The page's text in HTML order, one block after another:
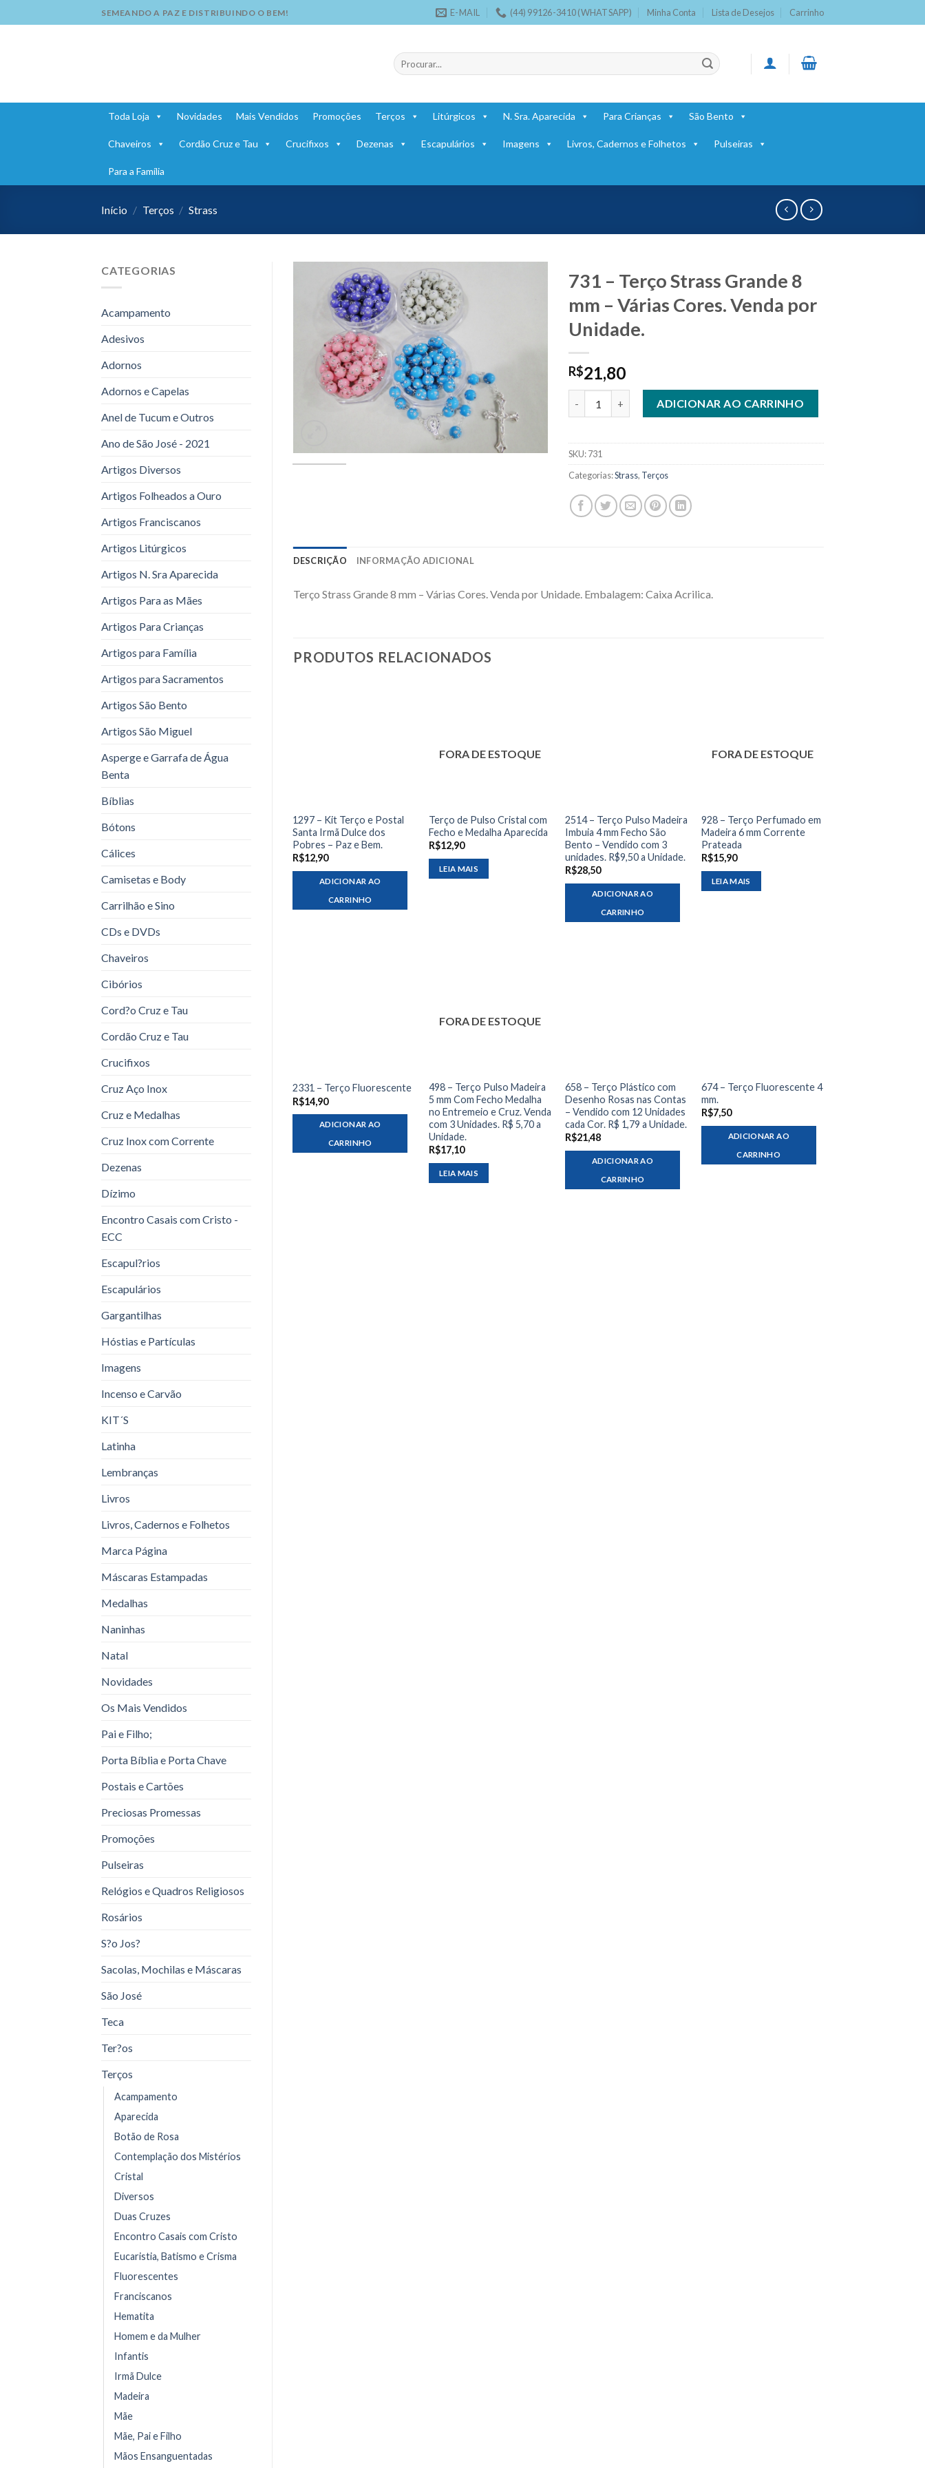
to
SEMEANDO A PAZ E DISTRIBUINDO O BEM! E-MAIL (44) 99126-3410 (WHATSAPP) Minha Conta Lista de Desejos Carrinho
Pesquisar
por:
Toda Loja Novidades Mais Vendidos Promoções Terços Litúrgicos N. Sra. Aparecida Para Crianças São Bento
Chaveiros Cordão Cruz e Tau Crucifixos Dezenas Escapulários Imagens Livros, Cadernos e Folhetos Pulseiras
Para a Família
Início / Terços / Strass
CATEGORIAS
Acampamento
Adesivos
Adornos
Adornos e Capelas
Anel de Tucum e Outros
Ano de São José - 2021
Artigos Diversos
Artigos Folheados a Ouro
Artigos Franciscanos
Artigos Litúrgicos
Artigos N. Sra Aparecida
Artigos Para as Mães
Artigos Para Crianças
Artigos para Família
Artigos para Sacramentos
Artigos São Bento
Artigos São Miguel
Asperge e Garrafa de Água
Benta
Bíblias
Bótons
Cálices
Camisetas e Body
Carrilhão e Sino
CDs e DVDs
Chaveiros
Cibórios
Cord?o Cruz e Tau
Cordão Cruz e Tau
Crucifixos
Cruz Aço Inox
Cruz e Medalhas
Cruz Inox com Corrente
Dezenas
Dízimo
Encontro Casais com Cristo -
ECC
Escapul?rios
Escapulários
Gargantilhas
Hóstias e Partículas
Imagens
Incenso e Carvão
KIT´S
Latinha
Lembranças
Livros
Livros, Cadernos e Folhetos
Marca Página
Máscaras Estampadas
Medalhas
Naninhas
Natal
Novidades
Os Mais Vendidos
Pai e Filho;
Porta Bíblia e Porta Chave
Postais e Cartões
Preciosas Promessas
Promoções
Pulseiras
Relógios e Quadros Religiosos
Rosários
S?o Jos?
Sacolas, Mochilas e Máscaras
São José
Teca
Ter?os
Terços
Acampamento
Aparecida
Botão de Rosa
Contemplação dos Mistérios
Cristal
Diversos
Duas Cruzes
Encontro Casais com Cristo
Eucaristia, Batismo e Crisma
Fluorescentes
Franciscanos
Hematita
Homem e da Mulher
Infantis
Irmã Dulce
Madeira
Mãe
Mãe, Pai e Filho
Mãos Ensanguentadas
731 – Terço Strass Grande 8
mm – Várias Cores. Venda por
Unidade.
R$21,80
ADICIONAR AO CARRINHO
SKU:731
Categorias:Strass, Terços
DESCRIÇÃO INFORMAÇÃO ADICIONAL
Terço Strass Grande 8 mm – Várias Cores. Venda por Unidade. Embalagem: Caixa Acrilica.
PRODUTOS RELACIONADOS
1297 – Kit Terço e Postal
Santa Irmã Dulce dos
Pobres – Paz e Bem.
R$12,90
ADICIONAR AO
CARRINHO
FORA DE ESTOQUE
Terço de Pulso Cristal com
Fecho e Medalha Aparecida
R$12,90
LEIA MAIS
2514 – Terço Pulso Madeira
Imbuia 4 mm Fecho São
Bento – Vendido com 3
unidades. R$9,50 a Unidade.
R$28,50
ADICIONAR AO
CARRINHO
FORA DE ESTOQUE
928 – Terço Perfumado em
Madeira 6 mm Corrente
Prateada
R$15,90
LEIA MAIS
2331 – Terço Fluorescente
R$14,90
ADICIONAR AO
CARRINHO
FORA DE ESTOQUE
498 – Terço Pulso Madeira
5 mm Com Fecho Medalha
no Entremeio e Cruz. Venda
com 3 Unidades. R$ 5,70 a
Unidade.
R$17,10
LEIA MAIS
658 – Terço Plástico com
Desenho Rosas nas Contas
– Vendido com 12 Unidades
cada Cor. R$ 1,79 a Unidade.
R$21,48
ADICIONAR AO
CARRINHO
674 – Terço Fluorescente 4
mm.
R$7,50
ADICIONAR AO
CARRINHO